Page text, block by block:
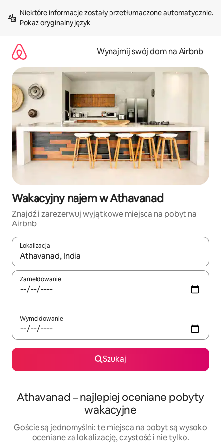
treści Pokaż oryginalny język
Wynajmij swój dom na Airbnb
Wakacyjny najem w Athavanad
Znajdź i zarezerwuj wyjątkowe miejsca na pobyt na
Airbnb
Lokalizacja
Gdy wyniki będą dostępne, możesz poruszać się po nich za
Zameldowanie
Wymeldowanie
Szukaj
Athavanad – najlepiej oceniane pobyty
wakacyjne
Goście są jednomyślni: te miejsca na pobyt są wysoko
oceniane za lokalizację, czystość i nie tylko.